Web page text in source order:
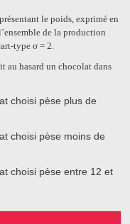
le poids, exprimé en
de la production
typeσ = 2.
au hasard un chocolat dans
choisi pèse plus de
choisi pèse moins de
choisi pèse entre 12 et